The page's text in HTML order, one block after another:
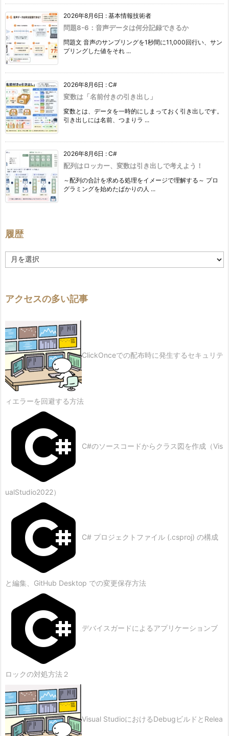
2026年8月6日 : 基本情報技術者
問題8-6：音声データは何分記録できるか
問題文 音声のサンプリングを1秒間に11,000回行い、サン
プリングした値をそれ ...
2026年8月6日 : C#
変数は「名前付きの引き出し」
変数とは、データを一時的にしまっておく引き出しです。
引き出しには名前、つまりラ ...
2026年8月6日 : C#
配列はロッカー、変数は引き出しで考えよう！
～配列の合計を求める処理をイメージで理解する～ プロ
グラミングを始めたばかりの人 ...
履歴
歴
アクセスの多い記事
ClickOnceでの配布時に発生するセキュリテ
ィエラーを回避する方法
C#のソースコードからクラス図を作成（Vis
ualStudio2022）
C# プロジェクトファイル (.csproj) の構成
と編集、GitHub Desktop での変更保存方法
デバイスガードによるアプリケーションブ
ロックの対処方法２
Visual StudioにおけるDebugビルドとRelea